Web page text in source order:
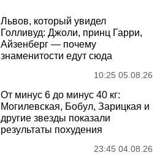
Львов, который увидел
Голливуд: Джоли, принц Гарри,
Айзенберг — почему
знаменитости едут сюда
10:25 05.08.26
От минус 6 до минус 40 кг:
Могилевская, Бобул, Зарицкая и
другие звезды показали
результаты похудения
23:45 04.08.26